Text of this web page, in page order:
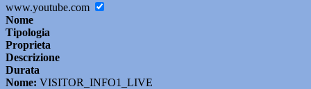
www.youtube.com
Nome
Tipologia
Proprieta
Descrizione
Durata
Nome: VISITOR_INFO1_LIVE